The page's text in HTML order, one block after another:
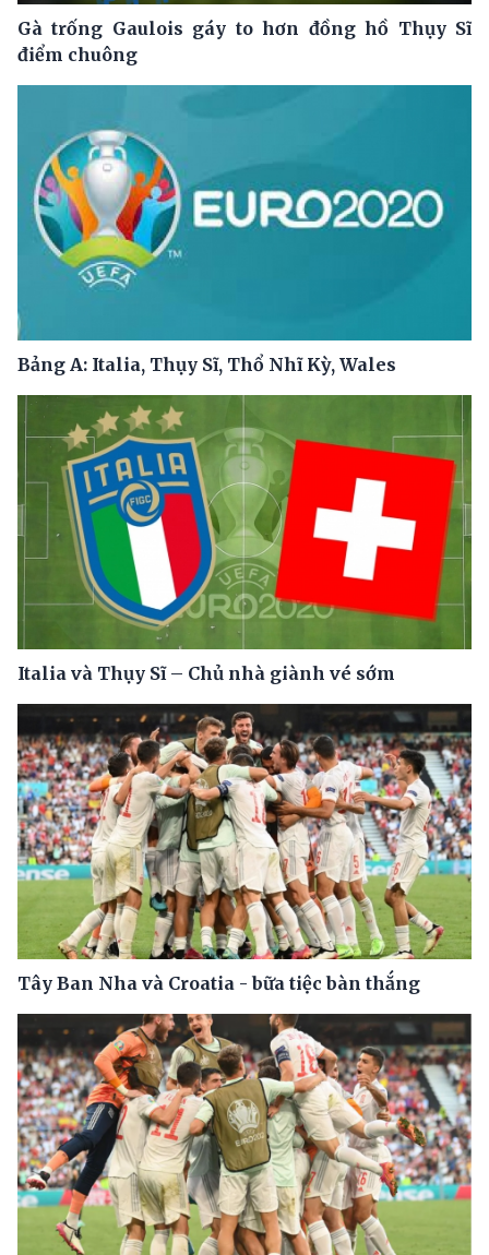
Gà trống Gaulois gáy to hơn đồng hồ Thụy Sĩ
điểm chuông
Bảng A: Italia, Thụy Sĩ, Thổ Nhĩ Kỳ, Wales
Italia và Thụy Sĩ – Chủ nhà giành vé sớm
Tây Ban Nha và Croatia - bữa tiệc bàn thắng